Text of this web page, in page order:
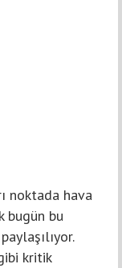
noktada hava
bugün bu
kritik